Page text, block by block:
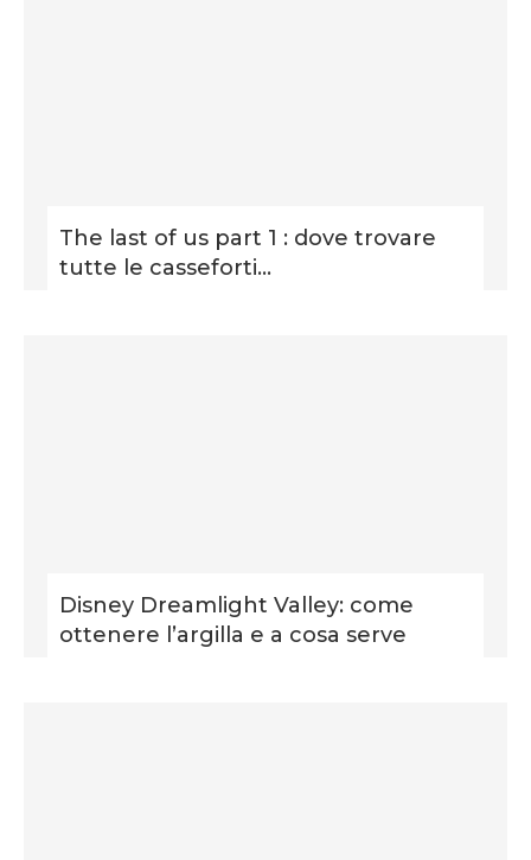
The last of us part 1 : dove trovare
tutte le casseforti...
Disney Dreamlight Valley: come
ottenere l’argilla e a cosa serve